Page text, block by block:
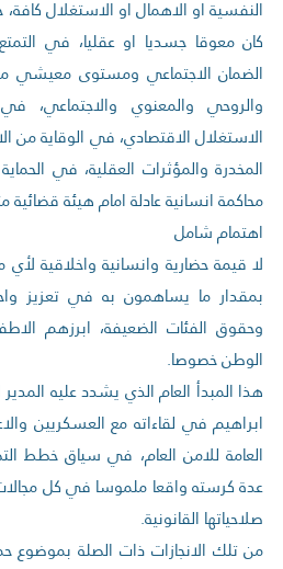
النفسية او الاهمال او الاستغلال
كان معوقا جسديا او عقليا، في
الضمان الاجتماعي ومستوى معيشي
والروحي والمعنوي والاجتماعي،
الاستغلال الاقتصادي، في الوقاية من
المخدرة والمؤثرات العقلية، في
محاكمة انسانية عادلة امام هيئة
اهتمام شامل
لا قيمة حضارية وانسانية واخلاقية
بمقدار ما يساهمون به في تعزيز
وحقوق الفئات الضعيفة، ابرزهم
الوطن خصوصا.
هذا المبدأ العام الذي يشدد عليه
ابراهيم في لقاءاته مع العسكريين
العامة للامن العام، في سياق خطط
عدة كرسته واقعا ملموسا في كل
صلاحياتها القانونية.
من تلك الانجازات ذات الصلة